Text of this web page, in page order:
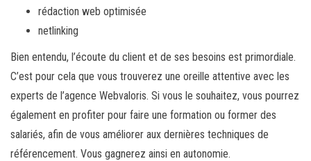
rédaction web optimisée
netlinking
Bien entendu, l’écoute du client et de ses besoins est primordiale.
C’est pour cela que vous trouverez une oreille attentive avec les
experts de l’agence Webvaloris. Si vous le souhaitez, vous pourrez
également en profiter pour faire une formation ou former des
salariés, afin de vous améliorer aux dernières techniques de
référencement. Vous gagnerez ainsi en autonomie.